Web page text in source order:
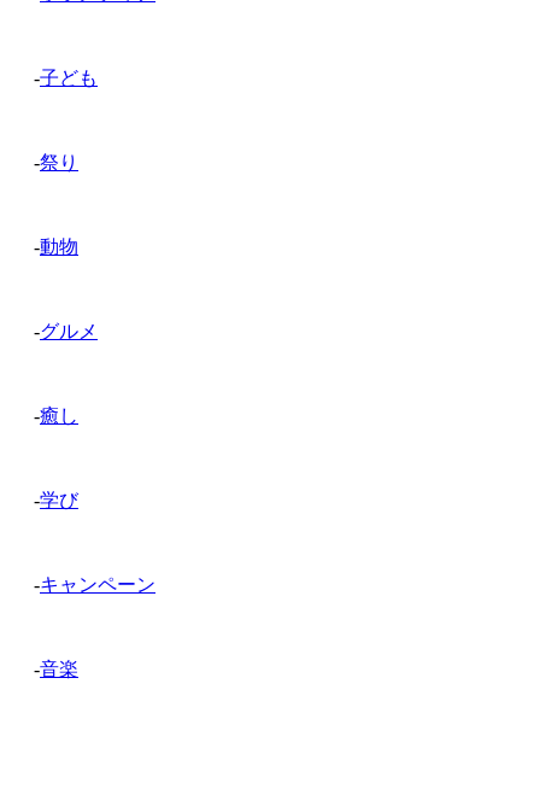
-子ども
-祭り
-動物
-グルメ
-癒し
-学び
-キャンペーン
-音楽